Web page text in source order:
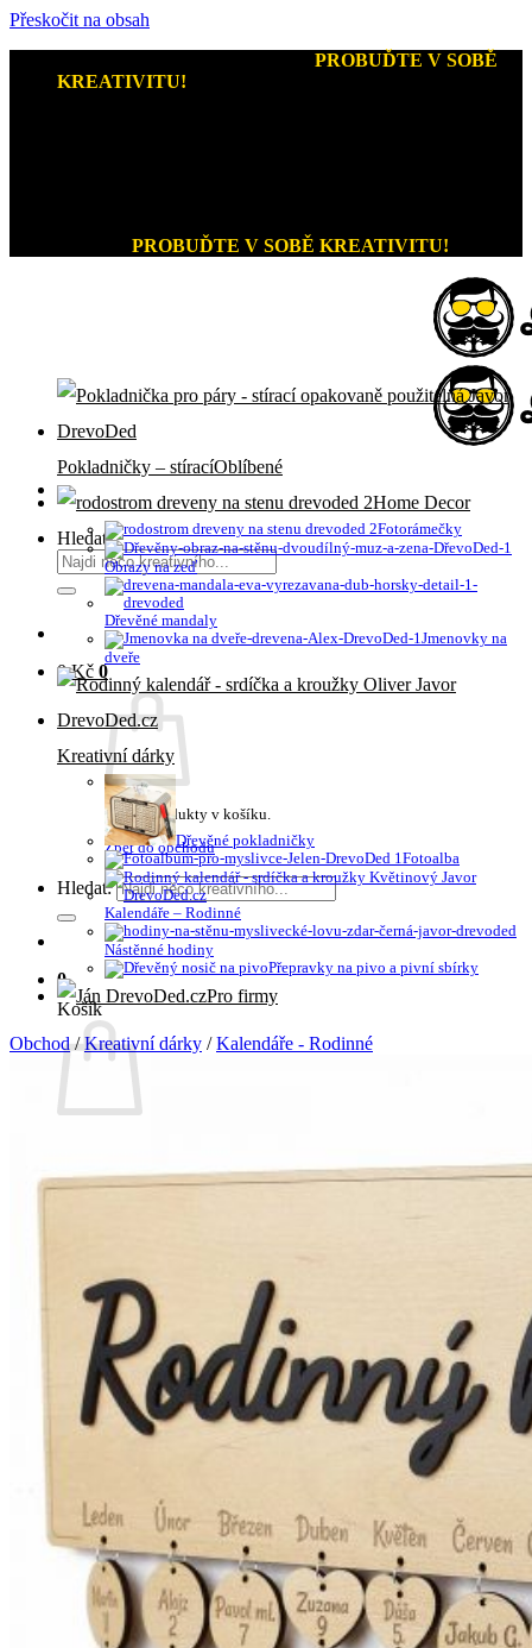
Přeskočit na obsah
PROBUĎTE V SOBĚ
KREATIVITU!
PROBUĎTE V SOBĚ KREATIVITU!
Hledat:
0Kč 0
Žádné produkty v košíku.
Zpět do obchodu
Hledat:
0
Košík
Zpět do obchodu
Pokladničky – stírací
Home Decor
Fotorámečky
Obrazy na zeď
Dřevěné mandaly
Jmenovky na
dveře
Kreativní dárky
Dřevěné pokladničky
Fotoalba
Kalendáře – Rodinné
Nástěnné hodiny
Přepravky na pivo a pivní sbírky
Pro firmy
Obchod / Kreativní dárky / Kalendáře - Rodinné